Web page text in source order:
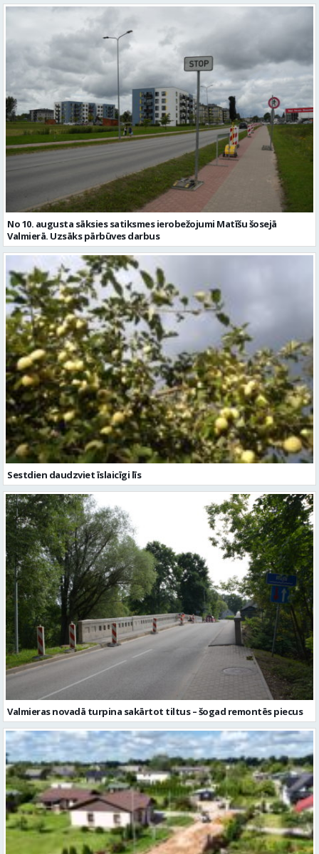
No 10. augusta sāksies satiksmes ierobežojumi Matīšu šosejā
Valmierā. Uzsāks pārbūves darbus
Sestdien daudzviet īslaicīgi līs
Valmieras novadā turpina sakārtot tiltus – šogad remontēs piecus